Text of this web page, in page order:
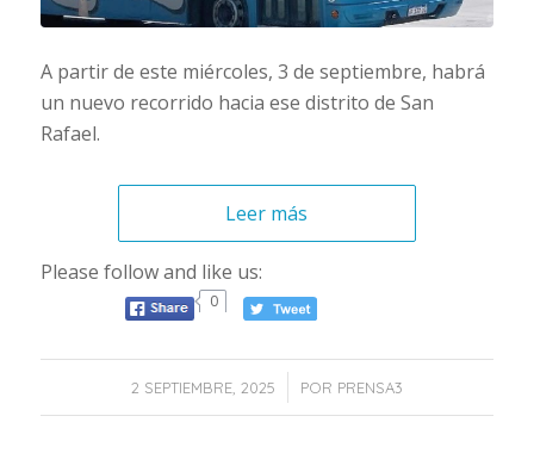
A partir de este miércoles, 3 de septiembre, habrá
un nuevo recorrido hacia ese distrito de San
Rafael.
Leer más
Please follow and like us:
0
2 SEPTIEMBRE, 2025
/ POR PRENSA3